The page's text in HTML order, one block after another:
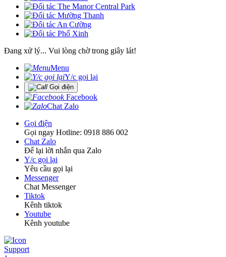
Đang xử lý... Vui lòng chờ trong giây lát!
Menu
Y/c gọi lại
Gọi điện
Facebook
Chat Zalo
Gọi điện
Gọi ngay Hotline: 0918 886 002
Chat Zalo
Để lại lời nhắn qua Zalo
Y/c gọi lại
Yêu cầu gọi lại
Messenger
Chat Messenger
Tiktok
Kênh tiktok
Youtube
Kênh youtube